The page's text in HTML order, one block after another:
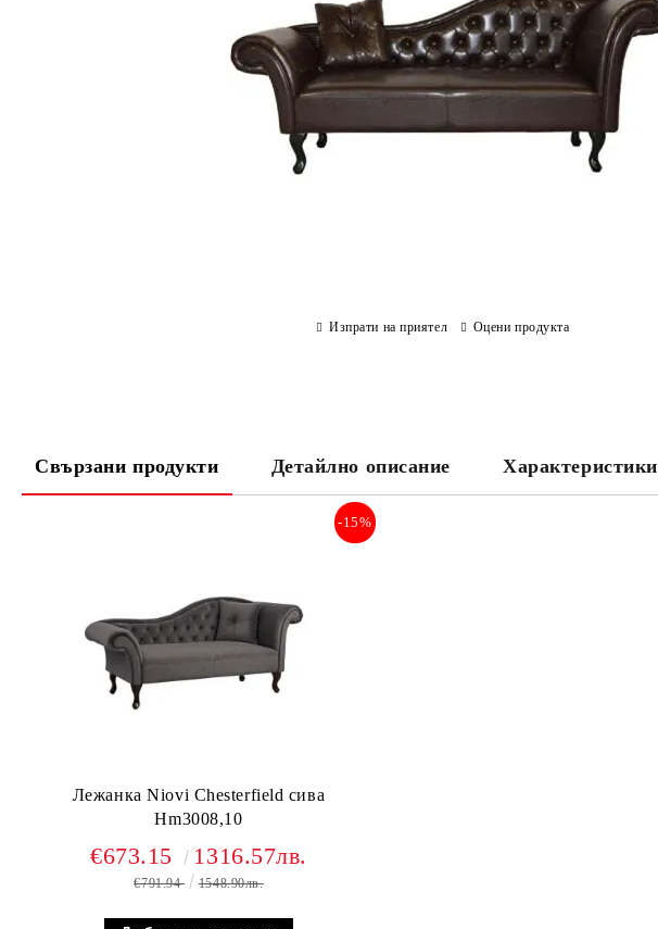
Изпрати на приятел Оцени продукта
Свързани продукти Детайлно описание Характеристики
Лежанка Niovi Chesterfield сива
Hm3008,10
-15%
€673.15 1316.57лв.
€791.94 1548.90лв.